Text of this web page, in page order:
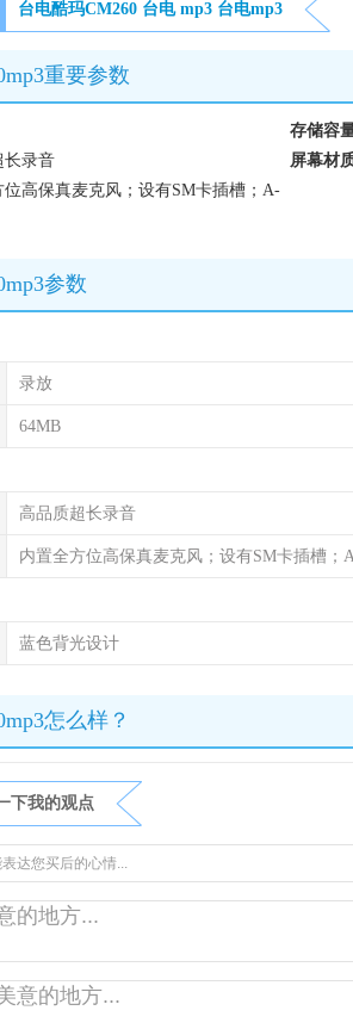
台电酷玛CM260 台电 mp3 台电mp3
重要参数
存储容
长录音
屏幕材
位高保真麦克风；设有SM卡插槽；A-
参数
录放
64MB
高品质超长录音
内置全方位高保真麦克风；设有SM卡插槽；
蓝色背光设计
怎么样？
下我的观点